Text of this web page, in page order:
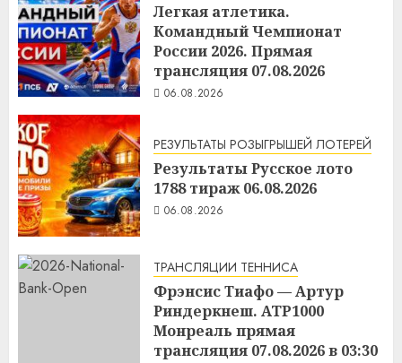
Легкая атлетика.
Командный Чемпионат
России 2026. Прямая
трансляция 07.08.2026
06.08.2026
РЕЗУЛЬТАТЫ РОЗЫГРЫШЕЙ ЛОТЕРЕЙ
Результаты Русское лото
1788 тираж 06.08.2026
06.08.2026
ТРАНСЛЯЦИИ ТЕННИСА
Фрэнсис Тиафо — Артур
Риндеркнеш. ATP1000
Монреаль прямая
трансляция 07.08.2026 в 03:30